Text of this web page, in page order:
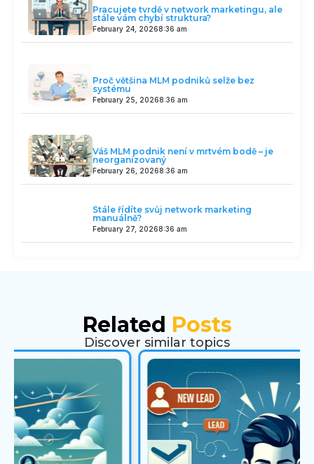
February 24, 20268:36 am
Pracujete tvrdě v network marketingu, ale
stále vám chybí struktura?
February 25, 20268:36 am
Proč většina MLM podniků selže bez
systému
February 26, 20268:36 am
Váš MLM podnik není v mrtvém bodě – je
neorganizovaný
February 27, 20268:36 am
Stále řídíte svůj network marketing
manuálně?
Related Posts
Discover similar topics